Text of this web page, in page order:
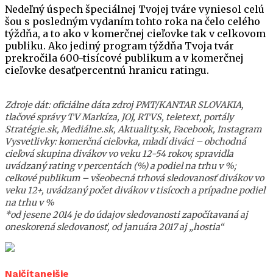
Nedeľný úspech špeciálnej Tvojej tváre vyniesol celú
šou s posledným vydaním tohto roka na čelo celého
týždňa, a to ako v komerčnej cieľovke tak v celkovom
publiku. Ako jediný program týždňa Tvoja tvár
prekročila 600-tisícové publikum a v komerčnej
cieľovke desaťpercentnú hranicu ratingu.
Zdroje dát: oficiálne dáta zdroj PMT/KANTAR SLOVAKIA,
tlačové správy TV Markíza, JOJ, RTVS, teletext, portály
Stratégie.sk, Mediálne.sk, Aktuality.sk, Facebook, Instagram
Vysvetlivky: komerčná cieľovka, mladí diváci – obchodná
cieľová skupina divákov vo veku 12-54 rokov, spravidla
uvádzaný rating v percentách (%) a podiel na trhu v %;
celkové publikum – všeobecná trhová sledovanosť divákov vo
veku 12+, uvádzaný počet divákov v tisícoch a prípadne podiel
na trhu v %
*od jesene 2014 je do údajov sledovanosti započítavaná aj
oneskorená sledovanosť, od januára 2017 aj „hostia“
Najčítanejšie